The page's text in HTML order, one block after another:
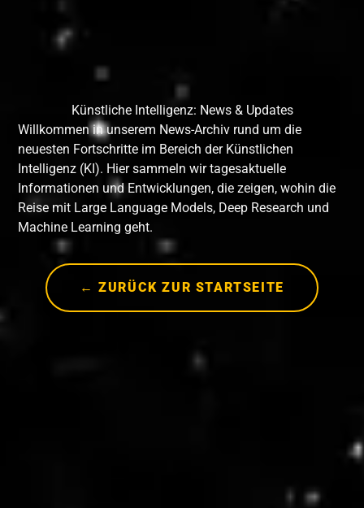
Künstliche Intelligenz: News & Updates
Willkommen in unserem News-Archiv rund um die
neuesten Fortschritte im Bereich der Künstlichen
Intelligenz (KI). Hier sammeln wir tagesaktuelle
Informationen und Entwicklungen, die zeigen, wohin die
Reise mit Large Language Models, Deep Research und
Machine Learning geht.
← ZURÜCK ZUR STARTSEITE